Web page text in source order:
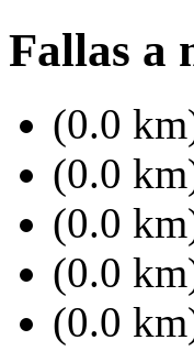
Fallas a
(0.0
(0.0
(0.0
(0.0
(0.0